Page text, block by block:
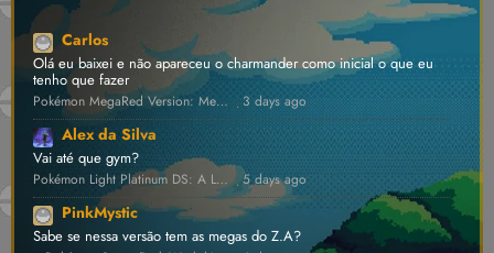
Carlos
Olá eu baixei e não apareceu o charmander como inicial o que eu
tenho que fazer
Pokémon MegaRed Version: Megas Inéditas, Dynamax e Z-Moves! [v1.4] 💾 • GBA ROM Hack ·3 days ago
Alex da Silva
Vai até que gym?
Pokémon Light Platinum DS: A Lendária Hack Renasceu! [v0.2.1] ⛔ • NDS ROM Hack ·5 days ago
PinkMystic
Sabe se nessa versão tem as megas do Z.A?